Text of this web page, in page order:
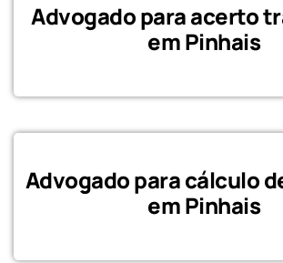
Advogado para acerto
em Pinhais
Advogado para cálculo
em Pinhais